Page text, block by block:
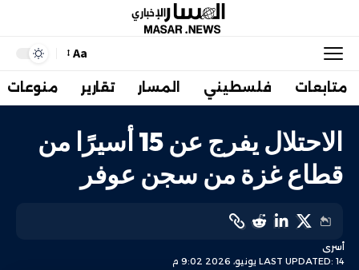
Aa
متابعات فلسطيني المسار تقارير منوعات
الاحتلال يفرج عن 15 أسيرًا من
قطاع غزة من سجن عوفر
LAST UPDATED: 14 يونيو، 2026 9:02 م
أسرى